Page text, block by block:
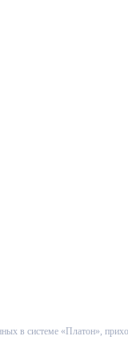
в системе «Платон»,